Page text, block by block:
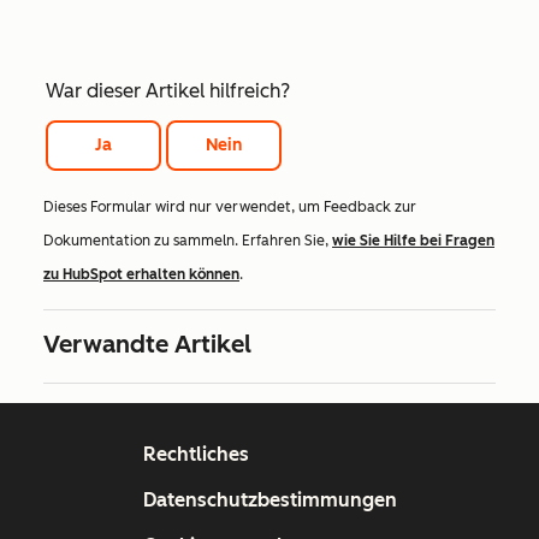
War dieser Artikel hilfreich?
Ja Nein
Dieses Formular wird nur verwendet, um Feedback zur
Dokumentation zu sammeln. Erfahren Sie, wie Sie Hilfe bei Fragen
zu HubSpot erhalten können.
Verwandte Artikel
Rechtliches
Datenschutzbestimmungen